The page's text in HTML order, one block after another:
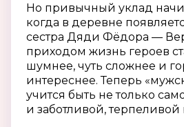
Но привычный уклад
когда в деревне
сестра Дяди Фёдора —
приходом жизнь героев
шумнее, чуть сложнее и
интереснее. Теперь
учится быть не только
и заботливой, терпеливой